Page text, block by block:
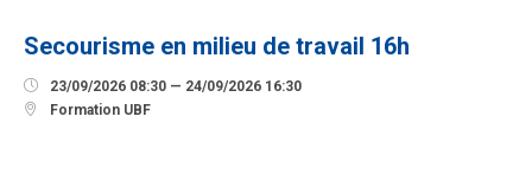
Secourisme en milieu de travail 16h
 23/09/2026 08:30 — 24/09/2026 16:30
 Formation UBF